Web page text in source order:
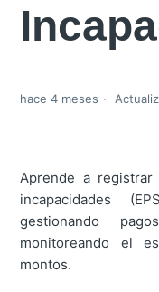
hace 4 meses
Aprende a
incapacidades
gestionando
monitoreando el
montos.